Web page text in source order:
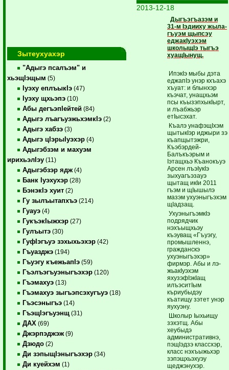
Зытеухуахэр
"Адыгэ псалъэм" и
хьэщIэщым (5)
Iуэху еплъыкIэ (47)
Iуэху щхьэпэ (10)
Абы дегъэпIейтей (84)
Адыгэ лъагъуэжьхэмкIэ (2)
Адыгэ хабзэ (3)
Адыгэ цIэрыIуэхэр (4)
Адыгэбзэм и махуэм
ирихьэлIэу (11)
Адыгэбзэр ядж (4)
Банк Iуэхухэр (28)
БэнэкIэ хуит (2)
Гу зылъытапхъэ (214)
Гуауэ (4)
ГукъэкIыжхэр (27)
Гулъытэ (30)
ГуфIэгъуэ зэхыхьэхэр (42)
Гъуазджэ (194)
Гъуэгу къежьапIэ (59)
Гъэлъэгъуэныгъэхэр (120)
Гъэмахуэ (13)
Гъэмахуэ зыгъэпсэхугъуэ (18)
Гъэсэныгъэ (14)
ГъэщIэгъуэнщ (31)
ДАХ (69)
Джэрпэджэж (9)
Дзюдо (2)
Ди зэпыщIэныгъэхэр (34)
Ди куейхэм (1)
2013-12-18
Дыгъэгъазэм и
31-м Iэдииху жыла­
гъуэм щыпсэу
еджакIуэхэм
школыщIэ тыгъэ
хуащIынущ.
ИпэкIэ мыбы дэта
еджапIэ унэр кхъахэ
хъуат: и блынхэр
къэчат, унащхьэм
псы къызэпхыкIырт,
и лъабжьэр
етIысэхат.
Къалэ унафэщIхэм
щытыкIэр иджыри зэ
къапщытэжри,
Къэбэрдей-
Балъкъэрым и
Iэтащхьэ Къанокъуэ
Арсен лъэIукIэ
зыхуа­гъэзауэ
щытащ икIи 2011
гъэм и щIы­шы­лэ
мазэм ухуэныгъэхэм
щIадзащ.
УхуэныгъэмкIэ
подрядчик
нэхъыщхьэу
къэуващ «Гъуэгу,
промышленнэ,
гражданс­кэ
ухуэныгъэхэр»
фирмэр. Абы и лэ­
жьа­кIуэхэм
яхузэфIэкIащ
илъэситIым
къриубыдэу
къатищу зэтет унэр
яухуэну.
Школыр Iыхьищу
зэхэтщ. Абы
хеубыдэ
административнэ,
пэщIэдзэ классхэр,
класс нэхъыжьхэр
зэпэщхьэхуэу
щеджэнухэр.